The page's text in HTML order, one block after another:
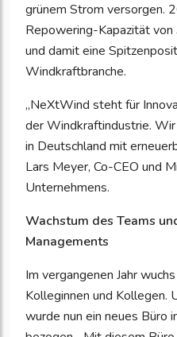
grünem Strom versorgen.
Repowering-Kapazität
und damit eine
Windkraftbranche.
„NeXtWind steht für
der Windkraftindustrie.
in Deutschland mit
Lars Meyer, Co-CEO und
Unternehmens.
Wachstum des Teams
Managements
Im vergangenen Jahr
Kolleginnen und Kollegen.
wurde nun ein neues Büro